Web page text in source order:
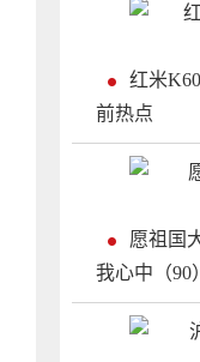
红米
前热点
愿祖国
我心中（90